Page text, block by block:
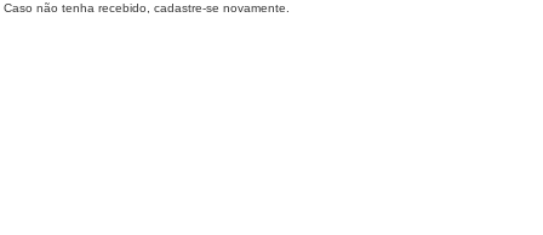
Caso não tenha recebido, cadastre-se novamente.